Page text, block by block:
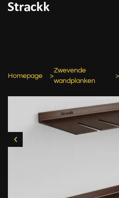
Homepage
Zwevende
wandplanken